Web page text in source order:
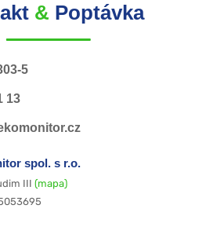
& Poptávka
5
13
spol. s r.o.
III (mapa)